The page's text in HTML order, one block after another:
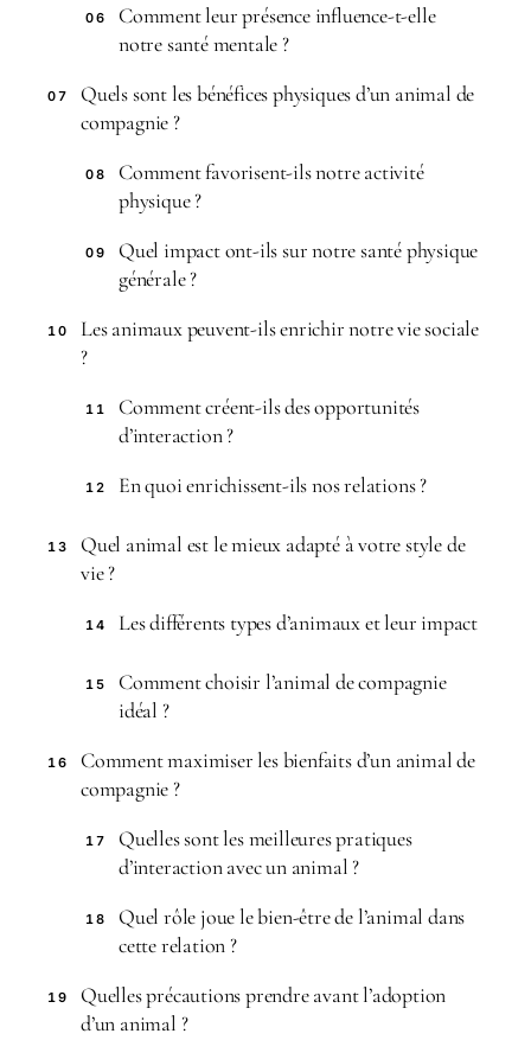
06
Comment leur présence influence-t-elle
notre santé mentale ?
07
Quels sont les bénéfices physiques d’un animal de
compagnie ?
08
Comment favorisent-ils notre activité
physique ?
09
Quel impact ont-ils sur notre santé physique
générale ?
10
Les animaux peuvent-ils enrichir notre vie sociale
?
11
Comment créent-ils des opportunités
d’interaction ?
12 En quoi enrichissent-ils nos relations ?
13
Quel animal est le mieux adapté à votre style de
vie ?
14 Les différents types d’animaux et leur impact
15
Comment choisir l’animal de compagnie
idéal ?
16
Comment maximiser les bienfaits d’un animal de
compagnie ?
17
Quelles sont les meilleures pratiques
d’interaction avec un animal ?
18
Quel rôle joue le bien-être de l’animal dans
cette relation ?
19
Quelles précautions prendre avant l’adoption
d’un animal ?